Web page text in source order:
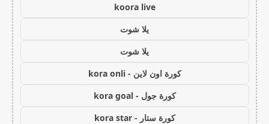
koora live
يلا شوت
يلا شوت
كورة اون لاين - kora onli
كورة جول - kora goal
كورة ستار - kora star